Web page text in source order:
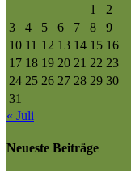
1
2
3
4 5 6 7 8
9
10 11 12 13 14 15 16
17 18 19 20 21 22 23
24 25 26 27 28 29 30
31
« Juli
Neueste Beiträge